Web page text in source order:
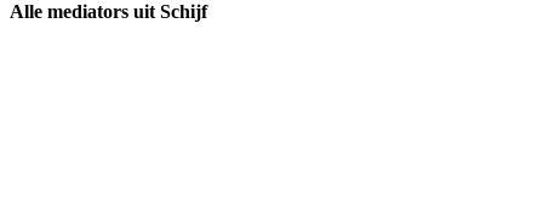
Alle mediators uit Schijf